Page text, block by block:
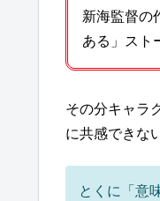
新海監督の
ある」スト
その分キャラ
に共感できな
とくに「意